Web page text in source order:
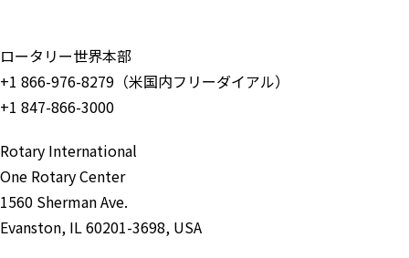
ロータリー世界本部
+1 866-976-8279（米国内フリーダイアル）
+1 847-866-3000
Rotary International
One Rotary Center
1560 Sherman Ave.
Evanston, IL 60201-3698, USA